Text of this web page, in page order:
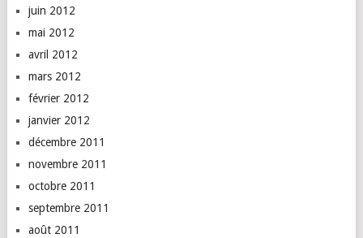
juin 2012
mai 2012
avril 2012
mars 2012
février 2012
janvier 2012
décembre 2011
novembre 2011
octobre 2011
septembre 2011
août 2011